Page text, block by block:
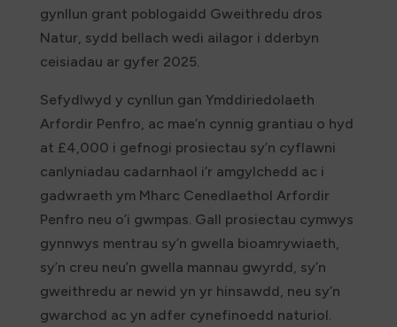
gynllun grant poblogaidd Gweithredu dros
Natur, sydd bellach wedi ailagor i dderbyn
ceisiadau ar gyfer 2025.
Sefydlwyd y cynllun gan Ymddiriedolaeth
Arfordir Penfro, ac mae’n cynnig grantiau o hyd
at £4,000 i gefnogi prosiectau sy’n cyflawni
canlyniadau cadarnhaol i’r amgylchedd ac i
gadwraeth ym Mharc Cenedlaethol Arfordir
Penfro neu o’i gwmpas. Gall prosiectau cymwys
gynnwys mentrau sy’n gwella bioamrywiaeth,
sy’n creu neu’n gwella mannau gwyrdd, sy’n
gweithredu ar newid yn yr hinsawdd, neu sy’n
gwarchod ac yn adfer cynefinoedd naturiol.